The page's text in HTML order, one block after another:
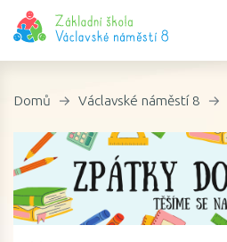
Domů Václavské náměstí 8